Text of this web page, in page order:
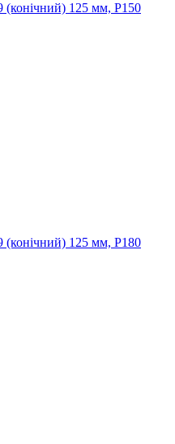
125 мм, P150
125 мм, P180